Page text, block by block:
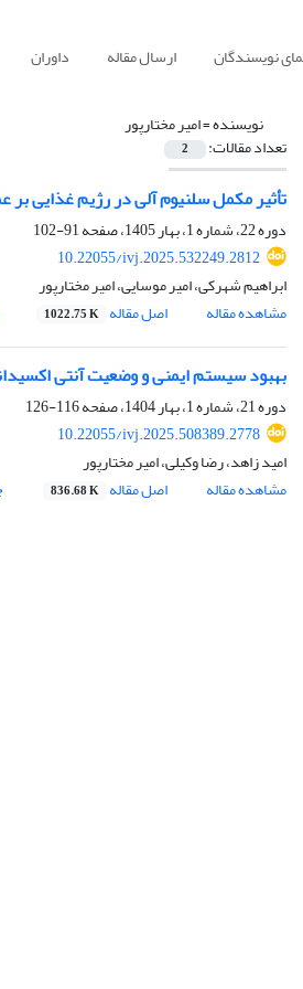
نویسندگان ارسال مقاله داوران
نویسنده =امیر مختارپور
تعداد مقالات: 2
تأثیر مکمل سلنیوم آلی در رژیم غذایی
دوره 22، شماره 1، بهار 1405، صفحه
91-102
10.22055/ivj.2025.532249.2812
ابراهیم شهرکی، امیر موسایی، امیر مختارپور
مشاهده مقاله
اصل مقاله 1022.75 K
بهبود سیستم ایمنی و وضعیت آنتی
دوره 21، شماره 1، بهار 1404، صفحه
116-126
10.22055/ivj.2025.508389.2778
امید زاهد، رضا وکیلی، امیر مختارپور
مشاهده مقاله
اصل مقاله 836.68 K